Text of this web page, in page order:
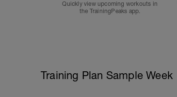
Quickly view upcoming workouts in
the TrainingPeaks app.
Training Plan Sample Week